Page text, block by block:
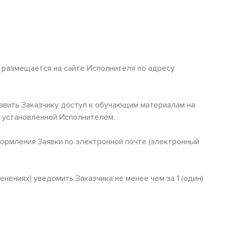
на сайте Исполнителя по адресу
Заказчику доступ к обучающим материалам на
Исполнителем.
Заявки по электронной почте (электронный
уведомить Заказчика не менее чем за 1 (один)